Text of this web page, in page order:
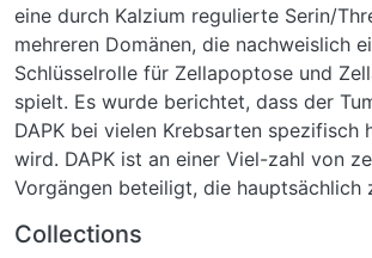
eine durch Kalzium regulierte Serin/
mehreren Domänen, die nachweislich
Schlüsselrolle für Zellapoptose und
spielt. Es wurde berichtet, dass der
DAPK bei vielen Krebsarten spezifisch
wird. DAPK ist an einer Viel-zahl von
Vorgängen beteiligt, die hauptsächlich
von DAPK bei der Regulierung der
Collections